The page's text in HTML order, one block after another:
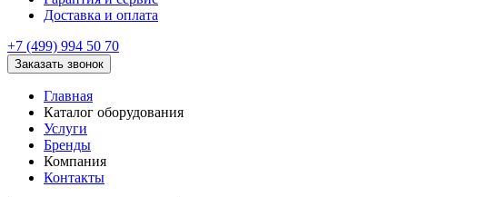
Доставка и оплата
+7 (499) 994 50 70
Заказать звонок
Главная
Каталог оборудования
Услуги
Бренды
Компания
Контакты